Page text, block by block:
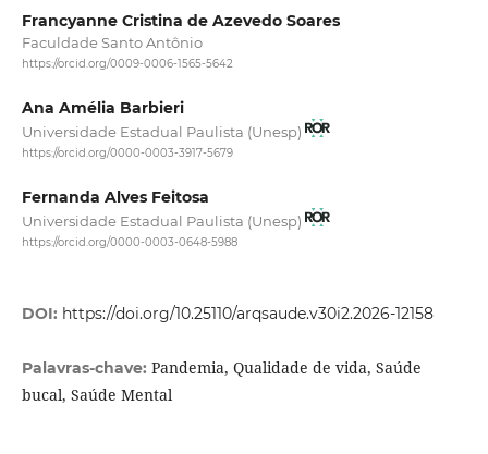
Francyanne Cristina de Azevedo Soares
Faculdade Santo Antônio
https://orcid.org/0009-0006-1565-5642
Ana Amélia Barbieri
Universidade Estadual Paulista (Unesp)
https://orcid.org/0000-0003-3917-5679
Fernanda Alves Feitosa
Universidade Estadual Paulista (Unesp)
https://orcid.org/0000-0003-0648-5988
DOI: https://doi.org/10.25110/arqsaude.v30i2.2026-12158
Palavras-chave: Pandemia, Qualidade de vida, Saúde
bucal, Saúde Mental